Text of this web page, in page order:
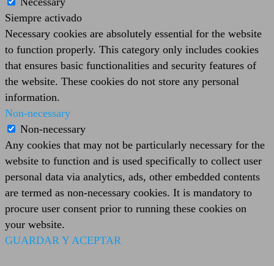
Siempre activado
Necessary cookies are absolutely essential for the website
to function properly. This category only includes cookies
that ensures basic functionalities and security features of
the website. These cookies do not store any personal
information.
Non-necessary
Non-necessary
Any cookies that may not be particularly necessary for the
website to function and is used specifically to collect user
personal data via analytics, ads, other embedded contents
are termed as non-necessary cookies. It is mandatory to
procure user consent prior to running these cookies on
your website.
GUARDAR Y ACEPTAR